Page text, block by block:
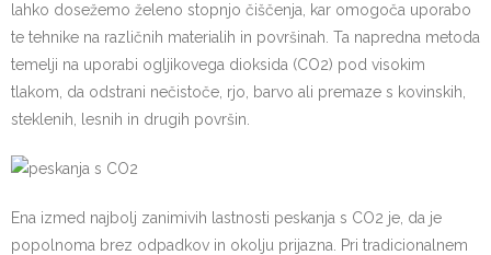
lahko dosežemo želeno stopnjo čiščenja, kar omogoča uporabo
te tehnike na različnih materialih in površinah. Ta napredna metoda
temelji na uporabi ogljikovega dioksida (CO2) pod visokim
tlakom, da odstrani nečistoče, rjo, barvo ali premaze s kovinskih,
steklenih, lesnih in drugih površin.
Ena izmed najbolj zanimivih lastnosti peskanja s CO2 je, da je
popolnoma brez odpadkov in okolju prijazna. Pri tradicionalnem